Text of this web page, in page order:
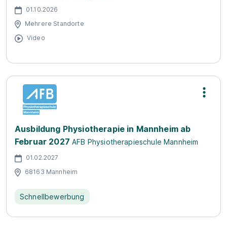
01.10.2026
Mehrere Standorte
Video
Ausbildung Physiotherapie in Mannheim ab
Februar 2027 AFB Physiotherapieschule Mannheim
01.02.2027
68163 Mannheim
Schnellbewerbung